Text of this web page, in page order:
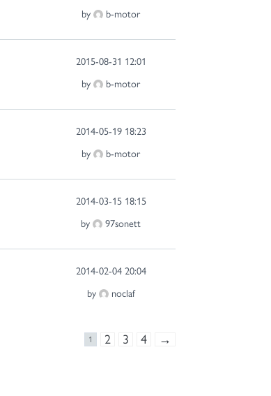
by
b-motor
2015-08-31 12:01
by
b-motor
2014-05-19 18:23
by
b-motor
2014-03-15 18:15
by
97sonett
2014-02-04 20:04
by
noclaf
1 2 3 4 →